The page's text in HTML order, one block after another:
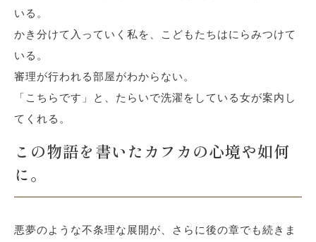
いる。
かき分けて入っていく私を、こどもたちはにらみつけて
いる。
審理が行われる部屋がわからない。
「こちらです」と、たらいで洗濯をしている女が案内し
てくれる。
この物語を書いたカフカの心境や如何
に。
悪夢のような不条理な展開が、さらに後の章でも続きま